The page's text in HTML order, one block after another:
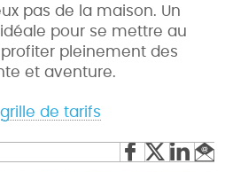
pas de la maison. Un
pour se mettre au
pleinement des
et aventure.
de tarifs